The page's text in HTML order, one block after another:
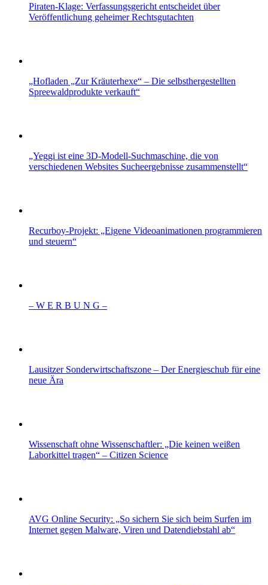
Piraten-Klage: Verfassungsgericht entscheidet über
Veröffentlichung geheimer Rechtsgutachten
„Hofladen „Zur Kräuterhexe“ – Die selbsthergestellten
Spreewaldprodukte verkauft“
„Yeggi ist eine 3D-Modell-Suchmaschine, die von
verschiedenen Websites Sucheergebnisse zusammenstellt“
Recurboy-Projekt: „Eigene Videoanimationen programmieren
und steuern“
– W Ε R Β U Ν G –
Lausitzer Sonderwirtschaftszone – Der Energieschub für eine
neue Ära
Wissenschaft ohne Wissenschaftler: „Die keinen weißen
Laborkittel tragen“ – Citizen Science
AVG Online Security: „So sichern Sie sich beim Surfen im
Internet gegen Malware, Viren und Datendiebstahl ab“